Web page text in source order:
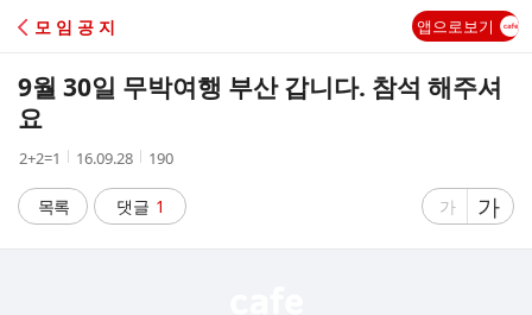
C
A
모 임 공 지 앱으로보기
9월 30일 무박여행 부산 갑니다. 참석 해주셔
요
작
자
2+2=1
작
시
간
16.09.28
조
수
190
목록 댓글 1
글
가
글
자
가